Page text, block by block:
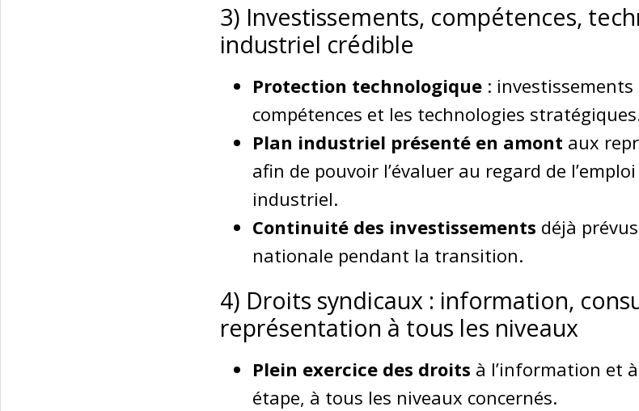
3) Investissements, compétences,
industriel crédible
Protection technologique : investissements
compétences et les technologies
Plan industriel présenté en amont aux
afin de pouvoir l’évaluer au regard de
industriel.
Continuité des investissements déjà
nationale pendant la transition.
4) Droits syndicaux : information,
représentation à tous les niveaux
Plein exercice des droits à l’information et
étape, à tous les niveaux concernés.